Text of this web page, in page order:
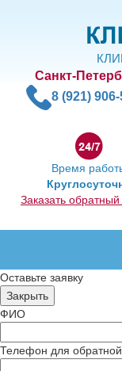
Санкт-
8 (921)
Время
Заказать обратный
Оставьте заявку
ФИО
Телефон для обратной